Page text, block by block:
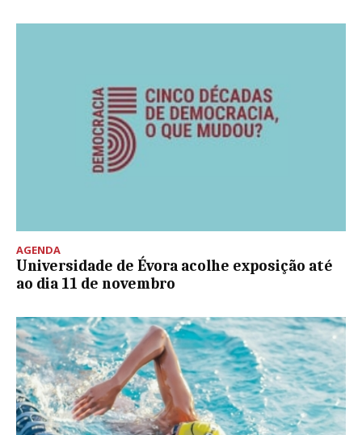
AGENDA
Universidade de Évora acolhe exposição até
ao dia 11 de novembro